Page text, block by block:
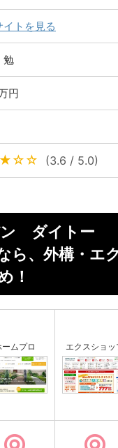
イトを見る
円
(3.6 / 5.0)
ン ダイトー
ら、外構・エ
め！
ームプロ エクスショッ